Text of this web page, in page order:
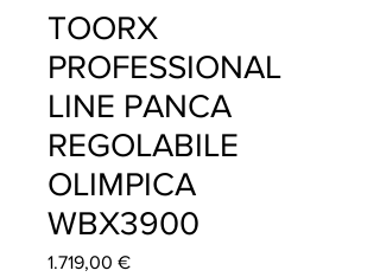
TOORX
PROFESSIONAL
LINE PANCA
REGOLABILE
OLIMPICA
WBX3900
1.719,00 €Preis